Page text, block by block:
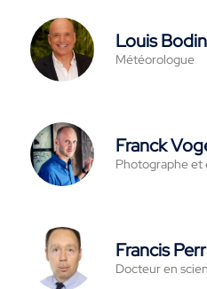
Louis Bodin
Météorologue
Franck
Photographe et
Francis
Docteur en